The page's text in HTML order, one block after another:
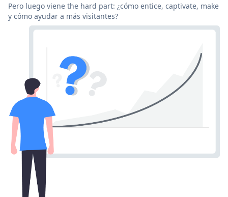
Pero luego viene the hard part: ¿cómo entice, captivate, make
y cómo ayudar a más visitantes?